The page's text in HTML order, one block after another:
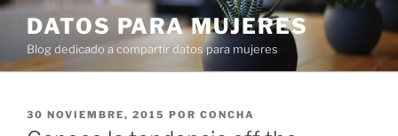
Ir
contenido
DATOS PARA MUJERES
Blog dedicado a compartir datos para mujeres
PUBLICADO
EN
30 NOVIEMBRE, 2015 POR CONCHA